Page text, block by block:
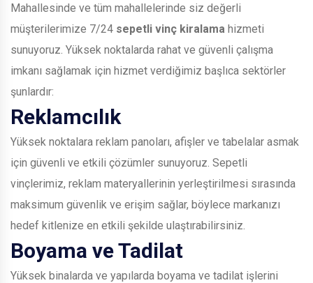
Mahallesinde ve tüm mahallelerinde siz değerli
müşterilerimize 7/24 sepetli vinç kiralama hizmeti
sunuyoruz. Yüksek noktalarda rahat ve güvenli çalışma
imkanı sağlamak için hizmet verdiğimiz başlıca sektörler
şunlardır:
Reklamcılık
Yüksek noktalara reklam panoları, afişler ve tabelalar asmak
için güvenli ve etkili çözümler sunuyoruz. Sepetli
vinçlerimiz, reklam materyallerinin yerleştirilmesi sırasında
maksimum güvenlik ve erişim sağlar, böylece markanızı
hedef kitlenize en etkili şekilde ulaştırabilirsiniz.
Boyama ve Tadilat
Yüksek binalarda ve yapılarda boyama ve tadilat işlerini